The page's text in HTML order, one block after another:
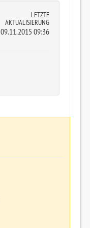
LETZTE
AKTUALISIERUNG
09.11.2015 09:36